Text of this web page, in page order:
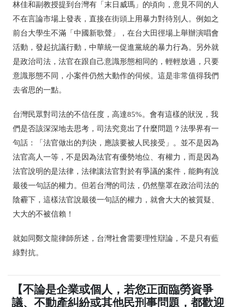
林佳和副教授提到台灣有「末日威瑪」的頃向，意見不同的人
不在言論市場上發表，直接在街頭上用暴力對待別人。例如之
前台大學生不滿「中國新歌聲」，在台大田徑場上舉辦演唱會
活動，發起抗議行動，中華統一促進黨統的暴力行為。另外就
是政治司法，法官在跟自己意識形態相同的，輕輕放過，只要
意識形態不同，小案件仍然大動作的伺候。這是非常值得我們
去省思的一點。
台灣民眾對司法的不信任度，高達85%。會有這樣的狀況，我
們是否該深深地去思考，司法究竟出了什麼問題？法學界有一
句話：「法官做出的判決，應該要被人民接受」。並不是因為
法官高人一等，不是因為法官有優勢地位、有權力，而是因為
法官說明的是法律，法律讓法官對於有爭議的案件，能夠有說
最後一句話的權力。但若台灣的司法，仍然壟罩在政治司法的
陰霾下，這樣法官說最後一句話的權力，就會大大的被質疑、
大大的不被信賴！
就如同鄭文龍律師所述，台灣社會需要理性辯論，不是只有藍
綠對抗。
【不論是企業或個人，若您正面臨勞資爭
議、不動產糾紛或其他民刑事問題，都歡迎